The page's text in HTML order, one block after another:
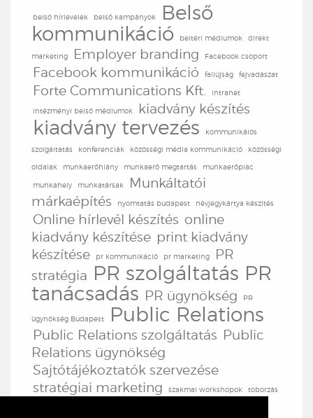
belső hírlevelek belső kampányok
Belső
kommunikáció
beltéri médiumok direkt
marketing Employer branding Facebook csoport
Facebook kommunikáció faliújság fejvadászat
Forte Communications Kft. intranet
intézményi belső médiumok kiadvány készítés
kiadvány tervezés kommunikáiós
szolgáltatás konferenciák közösségi média kommunikáció közösségi
oldalak munkaerőhiány munkaerő megtartás munkaerőpiac
munkahely munkatársak
Munkáltatói
márkaépítés
nyomtatás budapest névjegykártya készítés
Online hírlevél készítés online
kiadvány készítése print kiadvány
készítése
pr kommunikáció pr marketing
PR
stratégia PR szolgáltatás PR
tanácsadás PR ügynökség PR
ügynökség Budapest Public Relations
Public Relations szolgáltatás Public
Relations ügynökség
Sajtótájékoztatók szervezése
stratégiai marketing
szakmai workshopok toborzás